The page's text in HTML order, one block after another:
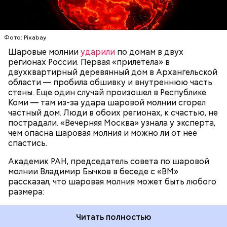
Фото: Pixabay
Шаровые молнииударили по домам в двух
регионах России. Первая «прилетела» в
двухквартирный деревянный дом в Архангельской
области — пробила обшивку и внутреннюю часть
стены. Еще один случай произошел в Республике
Коми — там из-за удара шаровой молнии сгорел
частный дом. Люди в обоих регионах, к счастью, не
пострадали. «Вечерняя Москва» узнала у эксперта,
чем опасна шаровая молния и можно ли от нее
спастись.
Академик РАН, председатель совета по шаровой
молнии Владимир Бычков в беседе с «ВМ»
рассказал, что шаровая молния может быть любого
размера:
доходить до нескольких метров. Шаровая молния
проходит и через стекла, даже часто не оставляя
следов. Она как капля стекает, растекается. Может
и в окно влезть, причем в двухметровое.
Сжимается, как воздушный шар, и проходит.
Читать полностью
УЧЕНЫЕ МОЛНИИ ПОГОДА
По его словам, солдаты не знали о масштабах
трагедии. Подобных аварий раньше не случалось.
Поэтому он не испытывал страха.
За свою земную жизнь он совершил множество
добрых дел во славу Божию.
множество людей. В 1087 году мощи Николая
Угодника были перенесены в итальянский город
Бар (Бари), где находятся и поныне.